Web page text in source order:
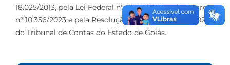
18.025/2013, pela Lei Federal n° 13.019/2014, pelo Decreto
n° 10.356/2023 e pela Resolução Normativa nº 09/2024
do Tribunal de Contas do Estado de Goiás.